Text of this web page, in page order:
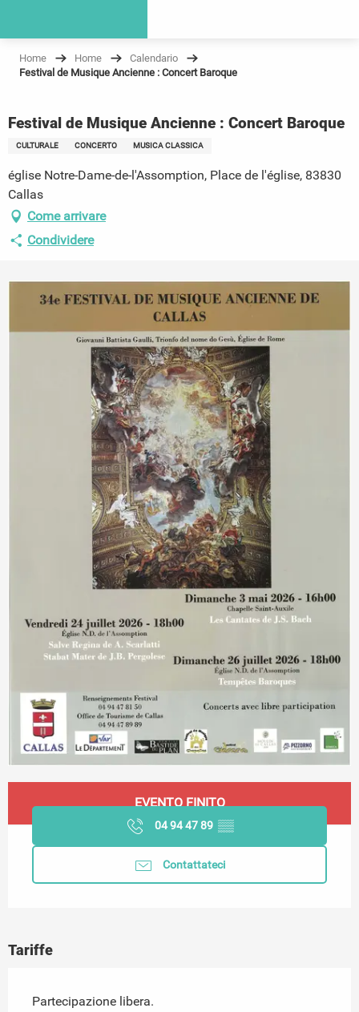
Home Home
Calendario
Festival de Musique Ancienne : Concert Baroque
Festival de Musique Ancienne : Concert Baroque
CULTURALE CONCERTO MUSICA CLASSICA
église Notre-Dame-de-l'Assomption, Place de l'église, 83830
Callas
Come arrivare
Condividere
EVENTO FINITO
04 94 47 89 ▒▒
Contattateci
Tariffe
Partecipazione libera.